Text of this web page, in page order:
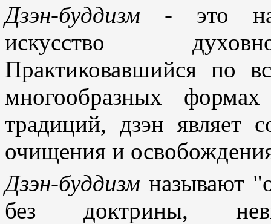
Дзэн-буддизм - это
искусство
Практиковавшийся по
многообразных
традиций, дзэн являет
очищения и
Дзэн-буддизм называют
без доктрины,